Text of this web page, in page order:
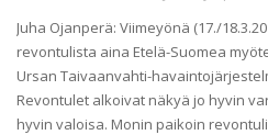
Juha Ojanperä: Viimeyönä (17./
revontulista aina Etelä-Suomea
Ursan Taivaanvahti-
Revontulet alkoivat näkyä jo hyvin
hyvin valoisa. Monin paikoin